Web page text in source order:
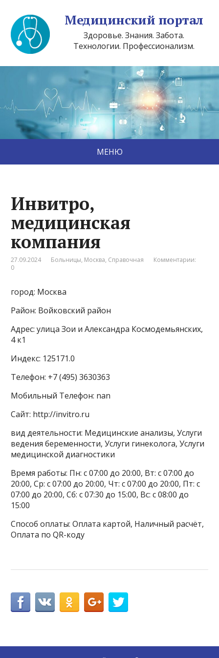
Медицинский портал
Здоровье. Знания. Забота.
Технологии. Профессионализм.
МЕНЮ
Инвитро,
медицинская
компания
27.09.2024 Больницы, Москва, Справочная
Комментарии:
0
город: Москва
Район: Войковский район
Адрес: улица Зои и Александра Космодемьянских,
4 к1
Индекс: 125171.0
Телефон: +7 (495) 3630363
Мобильный Телефон: nan
Сайт: http://invitro.ru
вид деятельности: Медицинские анализы, Услуги
ведения беременности, Услуги гинеколога, Услуги
медицинской диагностики
Время работы: Пн: с 07:00 до 20:00, Вт: с 07:00 до
20:00, Ср: с 07:00 до 20:00, Чт: с 07:00 до 20:00, Пт: с
07:00 до 20:00, Сб: с 07:30 до 15:00, Вс: с 08:00 до
15:00
Способ оплаты: Оплата картой, Наличный расчёт,
Оплата по QR-коду